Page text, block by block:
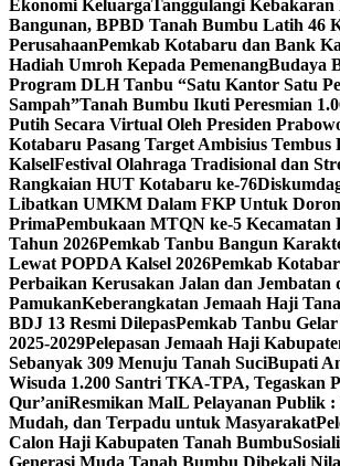
Ekonomi KeluargaTanggulangi Kebakaran
Bangunan, BPBD Tanah Bumbu Latih 46
PerusahaanPemkab Kotabaru dan Bank
Hadiah Umroh Kepada PemenangBudaya
Program DLH Tanbu “Satu Kantor Satu
Sampah”Tanah Bumbu Ikuti Peresmian
Putih Secara Virtual Oleh Presiden
Kotabaru Pasang Target Ambisius Tembus
KalselFestival Olahraga Tradisional dan
Rangkaian HUT Kotabaru ke-76
Libatkan UMKM Dalam FKP Untuk
PrimaPembukaan MTQN ke-5 Kecamatan
Tahun 2026Pemkab Tanbu Bangun
Lewat POPDA Kalsel 2026Pemkab
Perbaikan Kerusakan Jalan dan Jembatan
PamukanKeberangkatan Jemaah Haji
BDJ 13 Resmi DilepasPemkab Tanbu
2025-2029Pelepasan Jemaah Haji
Sebanyak 309 Menuju Tanah SuciBupati
Wisuda 1.200 Santri TKA-TPA, Tegaskan
Qur’aniResmikan MalL Pelayanan Publik
Mudah, dan Terpadu untuk Masyarakat
Calon Haji Kabupaten Tanah Bumbu
Generasi Muda Tanah Bumbu Dibekali